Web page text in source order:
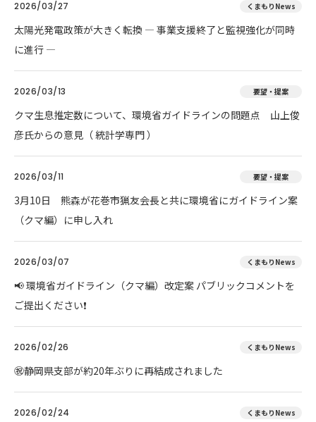
2026/03/27 くまもりNews
太陽光発電政策が大きく転換 ― 事業支援終了と監視強化が同時
に進行 ―
2026/03/13 要望・提案
クマ生息推定数について、環境省ガイドラインの問題点 山上俊
彦氏からの意見（ 統計学専門 ）
2026/03/11 要望・提案
3月10日 熊森が花巻市猟友会長と共に環境省にガイドライン案
（クマ編）に申し入れ
2026/03/07 くまもりNews
📢 環境省ガイドライン（クマ編）改定案 パブリックコメントを
ご提出ください❗
2026/02/26 くまもりNews
㊗️静岡県支部が約20年ぶりに再結成されました
2026/02/24 くまもりNews